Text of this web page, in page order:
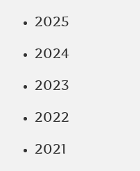
2025
2024
2023
2022
2021